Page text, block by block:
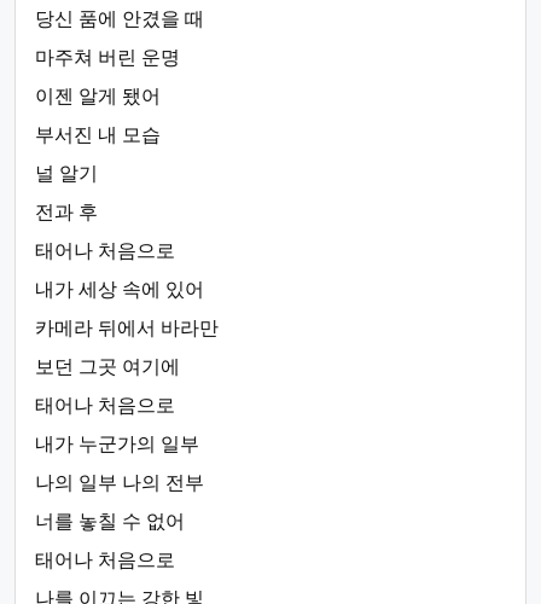
당신 품에 안겼을 때
마주쳐 버린 운명
이젠 알게 됐어
부서진 내 모습
널 알기
전과 후
태어나 처음으로
내가 세상 속에 있어
카메라 뒤에서 바라만
보던 그곳 여기에
태어나 처음으로
내가 누군가의 일부
나의 일부 나의 전부
너를 놓칠 수 없어
태어나 처음으로
나를 이끄는 강한 빛